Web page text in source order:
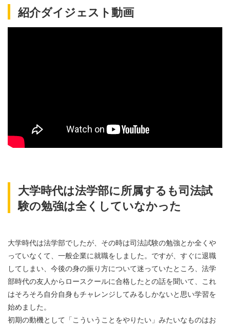
紹介ダイジェスト動画
大学時代は法学部に所属するも司法試
験の勉強は全くしていなかった
大学時代は法学部でしたが、その時は司法試験の勉強とか全くや
っていなくて、一般企業に就職をしました。ですが、すぐに退職
してしまい、今後の身の振り方について迷っていたところ、法学
部時代の友人からロースクールに合格したとの話を聞いて、これ
はそろそろ自分自身もチャレンジしてみるしかないと思い学習を
始めました。
初期の動機として「こういうことをやりたい」みたいなものはお